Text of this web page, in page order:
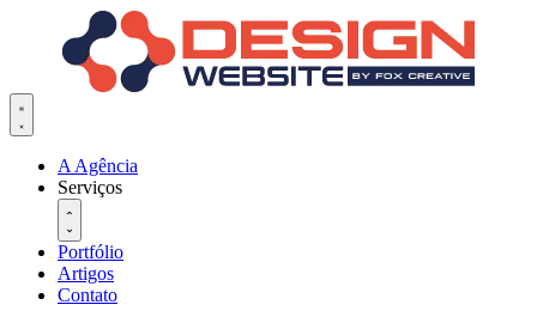
A Agência
Serviços
Portfólio
Artigos
Contato